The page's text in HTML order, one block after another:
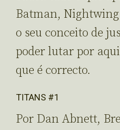
Batman, Nightwing
o seu conceito de
poder lutar por
que é correcto.
TITANS #1
Por Dan Abnett,